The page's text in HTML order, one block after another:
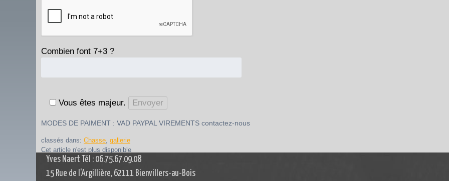
Combien font 7+3 ?
Vous êtes majeur.
MODES DE PAIMENT : VAD PAYPAL VIREMENTS contactez-nous
classés dans: Chasse, gallerie
Cet article n'est plus disponible
Yves Naert Tél : 06.75.67.09.08
15 Rue de l'Argillière, 62111 Bienvillers-au-Bois